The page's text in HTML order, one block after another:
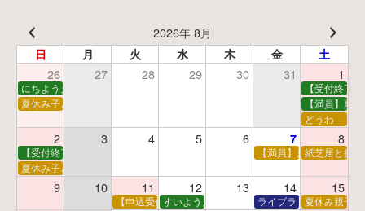
2026年 8月
日 月 火 水 木 金 土
26 27 28 29 30 31 1
にちようえほん
【受付終了
夏休み子ども映画会
【満員】夏
どうわ
2 3 4 5 6 7 8
【受付終了】親子で挑戦！調べ学習ワークショップ 【満員】夏休み科学あ
紙芝居と折
夏休み子ども平和映画会
9 10 11 12 13 14 15
【申込受付中】夏休みおはなし工作会
すいようえほん ライブラリーシアター
夏休み親子